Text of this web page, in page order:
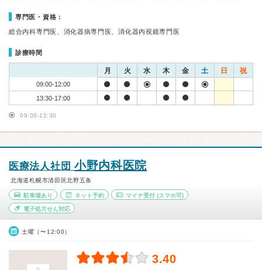
専門医・資格：
総合内科専門医、消化器病専門医、消化器内視鏡専門医
診療時間
月 火 水 木 金 土 日 祝
09:00-12:00
13:30-17:00
09:00-12:30
医療法人社団 小野内科医院
北海道札幌市清田区北野五条
駐車場あり ネット予約 マイナ受付 (スマホ可)
電子処方せん対応
土曜（〜12:00）
3.40